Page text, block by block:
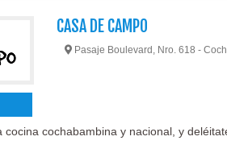
CASA DE CAMPO
Pasaje Boulevard, Nro. 618 -
cocina cochabambina y nacional, y